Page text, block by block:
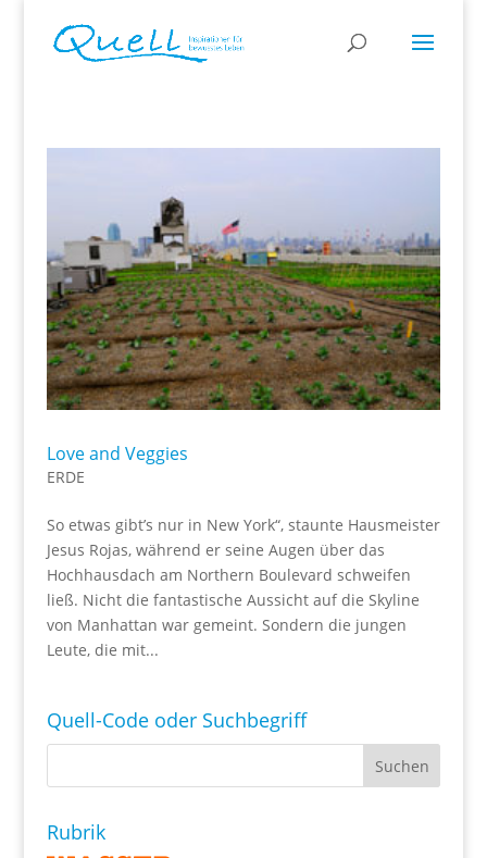
Love and Veggies
ERDE
So etwas gibt’s nur in New York“, staunte Hausmeister
Jesus Rojas, während er seine Augen über das
Hochhausdach am Northern Boulevard schweifen
ließ. Nicht die fantastische Aussicht auf die Skyline
von Manhattan war gemeint. Sondern die jungen
Leute, die mit...
Quell-Code oder Suchbegriff
Rubrik